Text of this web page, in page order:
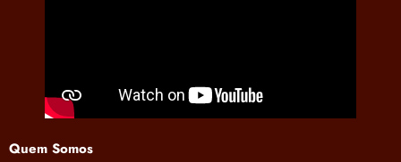
Quem Somos